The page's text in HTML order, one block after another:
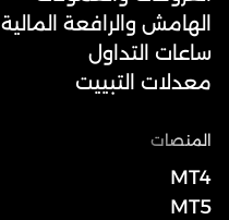
الهامش والرافعة المالية
ساعات التداول
معدلات التبييت
المنصات
MT4
MT5